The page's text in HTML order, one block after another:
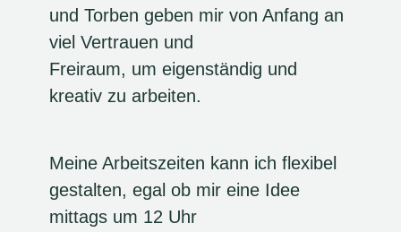
und Torben geben mir von Anfang an
viel Vertrauen und
Freiraum, um eigenständig und
kreativ zu arbeiten.
Meine Arbeitszeiten kann ich flexibel
gestalten, egal ob mir eine Idee
mittags um 12 Uhr